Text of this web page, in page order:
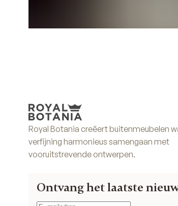
Royal Botania creëert buitenmeubelen
verfijning harmonieus samengaan met
vooruitstrevende ontwerpen.
Ontvang het laatste